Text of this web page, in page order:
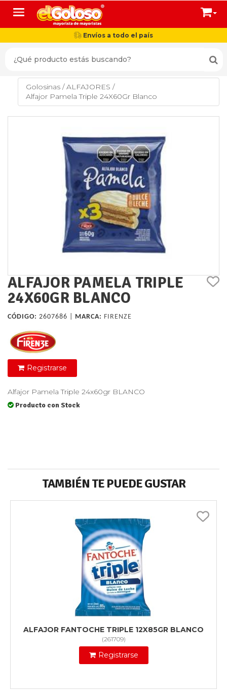
Toggle navigation
Envíos a todo el país
Golosinas /ALFAJORES /
Alfajor Pamela Triple 24X60Gr Blanco
ALFAJOR PAMELA TRIPLE
24X60GR BLANCO
CÓDIGO: 2607686 | MARCA: FIRENZE
Registrarse
Alfajor Pamela Triple 24x60gr BLANCO
Producto con Stock
TAMBIÉN TE PUEDE GUSTAR
ALFAJOR FANTOCHE TRIPLE 12X85GR BLANCO
(261709)
Registrarse